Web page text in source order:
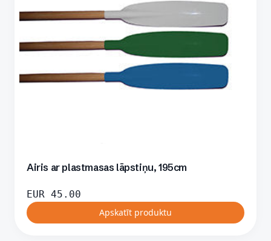
Airis ar plastmasas lāpstiņu, 195cm
EUR 45.00
Apskatīt produktu